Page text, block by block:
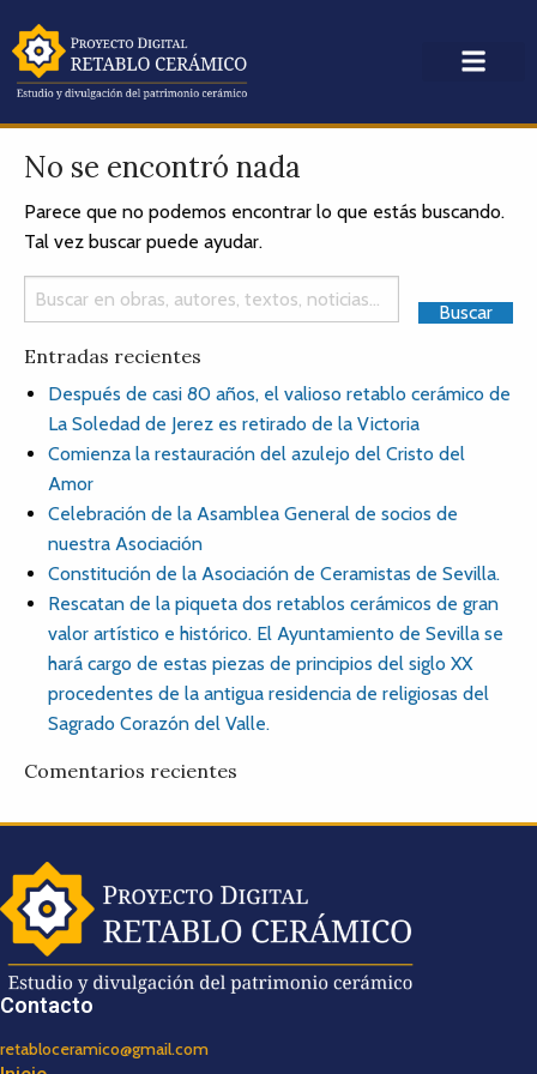
No se encontró nada
Parece que no podemos encontrar lo que estás buscando.
Tal vez buscar puede ayudar.
Entradas recientes
Después de casi 80 años, el valioso retablo cerámico de
La Soledad de Jerez es retirado de la Victoria
Comienza la restauración del azulejo del Cristo del
Amor
Celebración de la Asamblea General de socios de
nuestra Asociación
Constitución de la Asociación de Ceramistas de Sevilla.
Rescatan de la piqueta dos retablos cerámicos de gran
valor artístico e histórico. El Ayuntamiento de Sevilla se
hará cargo de estas piezas de principios del siglo XX
procedentes de la antigua residencia de religiosas del
Sagrado Corazón del Valle.
Comentarios recientes
Contacto
retabloceramico@gmail.com